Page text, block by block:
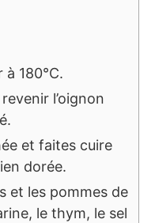
180°C.
l’oignon
et faites cuire
dorée.
et les pommes de
le thym, le sel